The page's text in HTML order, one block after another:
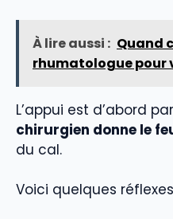
À lire aussi : Quand
rhumatologue pour
L’appui est d’abord
chirurgien donne le
du cal.
Voici quelques